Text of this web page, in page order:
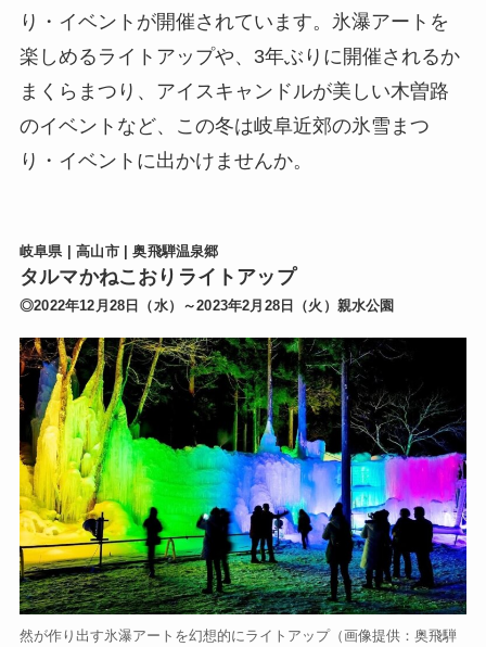
り・イベントが開催されています。氷瀑アートを
楽しめるライトアップや、3年ぶりに開催されるか
まくらまつり、アイスキャンドルが美しい木曽路
のイベントなど、この冬は岐阜近郊の氷雪まつ
り・イベントに出かけませんか。
岐阜県 | 高山市 | 奥飛騨温泉郷
タルマかねこおりライトアップ
◎2022年12月28日（水）～2023年2月28日（火）親水公園
然が作り出す氷瀑アートを幻想的にライトアップ（画像提供：奥飛騨